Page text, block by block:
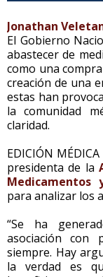
Jonathan
El Gobierno
abastecer de
como una
creación de una
estas han
la comunidad
claridad.
EDICIÓN
presidenta de la
Medicamentos
para analizar los
“Se ha
asociación
siempre. Hay
la verdad es